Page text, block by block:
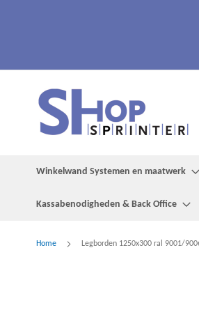
Winkelwand Systemen en maatwerk
Kassabenodigheden & Back Office
Home Legborden 1250x300 ral 9001/